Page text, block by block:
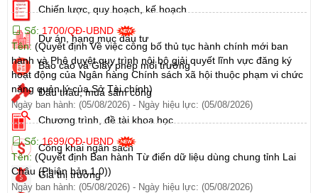
Số: 1700/QĐ-UBND
Tên: (Quyết định Về việc công bố thủ tục hành chính mới ban
hành và Phê duyệt quy trình nội bộ giải quyết lĩnh vực đăng ký
hoạt động của Ngân hàng Chính sách xã hội thuộc phạm vi chức
năng quản lý của Sở Tài chính)
Ngày ban hành: (05/08/2026) - Ngày hiệu lực: (05/08/2026)
Số: 1699/QĐ-UBND
Tên: (Quyết định Ban hành Từ điển dữ liệu dùng chung tỉnh Lai
Châu (Phiên bản 1.0))
Ngày ban hành: (05/08/2026) - Ngày hiệu lực: (05/08/2026)
Chiến lược, quy hoạch, kế hoạch
Dự án, hạng mục đầu tư
Báo cáo và Giấy phép môi trường
Đấu thầu, mua sắm công
Chương trình, đề tài khoa học
Công khai ngân sách
Giá thị trường